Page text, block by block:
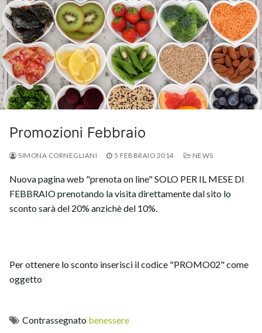
Promozioni Febbraio
SIMONA CORNEGLIANI 5 FEBBRAIO 2014 NEWS
Nuova pagina web "prenota on line" SOLO PER IL MESE DI
FEBBRAIO prenotando la visita direttamente dal sito lo
sconto sarà del 20% anzichè del 10%.
Per ottenere lo sconto inserisci il codice "PROMO02" come
oggetto
Contrassegnato benessere